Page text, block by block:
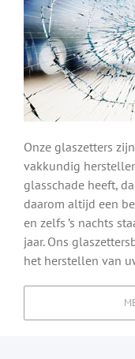
Onze glaszetters
vakkundig
glasschade heeft,
daarom altijd een
en zelfs ’s nachts
jaar. Ons
het herstellen van